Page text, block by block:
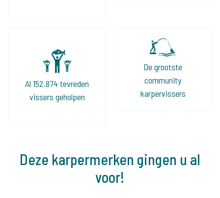
Al 152.874 tevreden
vissers geholpen
De grootste
community
karpervissers
Deze karpermerken gingen u al
voor!